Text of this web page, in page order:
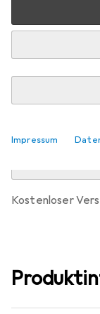
Impressum
Mehr als 10
Lieferort
Kostenloser